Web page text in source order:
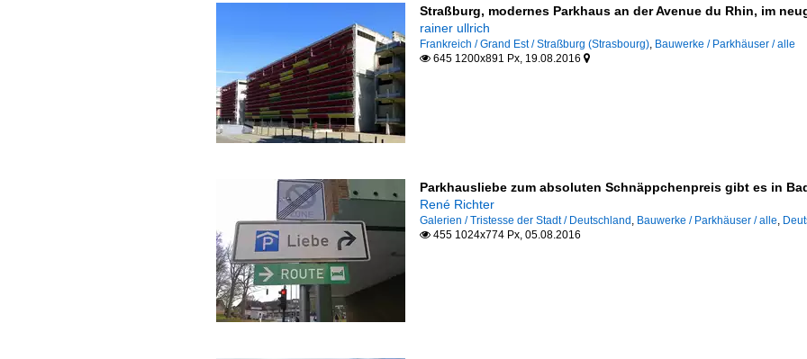
Straßburg, modernes Parkhaus an der Avenue du Rhin, im
rainer ullrich
Frankreich / Grand Est / Straßburg (Strasbourg), Bauwerke / Parkhäuser / alle
645 1200x891 Px, 19.08.2016 
Parkhausliebe zum absoluten Schnäppchenpreis gibt es in
René Richter
Galerien / Tristesse der Stadt / Deutschland , Bauwerke / Parkhäuser / alle,
455 1024x774 Px, 05.08.2016